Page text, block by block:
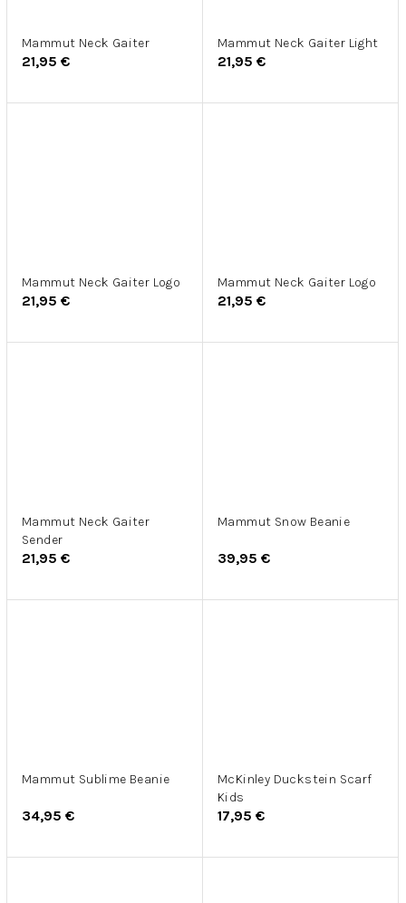
Mammut Neck Gaiter
21,95 €
Mammut Neck Gaiter Light
21,95 €
Mammut Neck Gaiter Logo
21,95 €
Mammut Neck Gaiter Logo
21,95 €
Mammut Neck Gaiter
Sender
21,95 €
Mammut Snow Beanie
39,95 €
Mammut Sublime Beanie
34,95 €
McKinley Duckstein Scarf
Kids
17,95 €